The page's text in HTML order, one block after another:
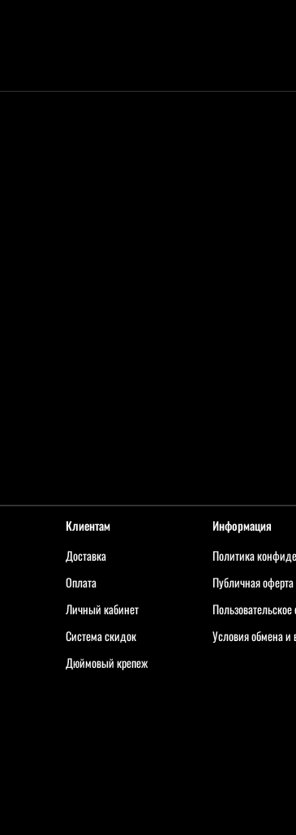
Клиентам
Доставка
Оплата
Личный кабинет
Система скидок
Дюймовый крепеж
Информация
Политика
Публичная оферта
Условия обмена и